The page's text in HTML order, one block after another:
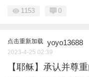
1153 0
点击重新加载 yoyo13688
2023-4-25 02:39
【耶稣】承认并尊